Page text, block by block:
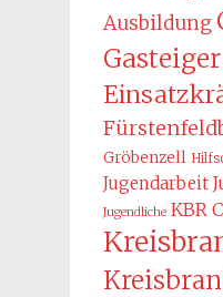
Ausbildung
Gasteiger
Gröbenzell
Jugendarbeit
Jugendliche KBR